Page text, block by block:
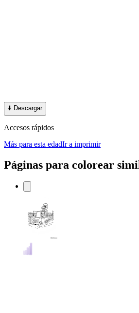
⬇️ Descargar
Accesos rápidos
Más para esta edadIr a imprimir
Páginas para colorear